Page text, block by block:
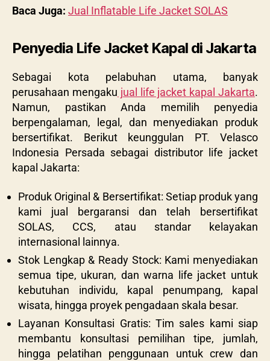
Baca Juga: Jual Inflatable Life Jacket SOLAS
Penyedia Life Jacket Kapal di Jakarta
Sebagai kota pelabuhan utama, banyak
perusahaan mengaku jual life jacket kapal Jakarta.
Namun, pastikan Anda memilih penyedia
berpengalaman, legal, dan menyediakan produk
bersertifikat. Berikut keunggulan PT. Velasco
Indonesia Persada sebagai distributor life jacket
kapal Jakarta:
Produk Original & Bersertifikat: Setiap produk yang
kami jual bergaransi dan telah bersertifikat
SOLAS, CCS, atau standar kelayakan
internasional lainnya.
Stok Lengkap & Ready Stock: Kami menyediakan
semua tipe, ukuran, dan warna life jacket untuk
kebutuhan individu, kapal penumpang, kapal
wisata, hingga proyek pengadaan skala besar.
Layanan Konsultasi Gratis: Tim sales kami siap
membantu konsultasi pemilihan tipe, jumlah,
hingga pelatihan penggunaan untuk crew dan